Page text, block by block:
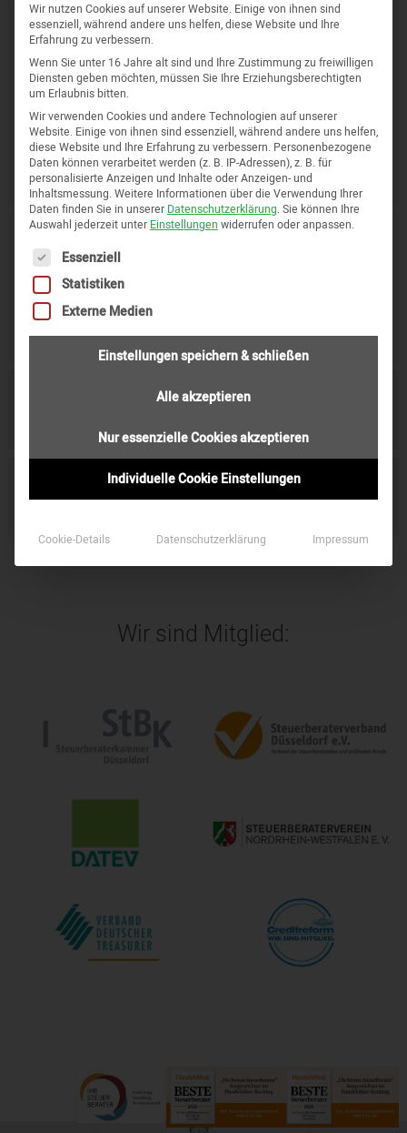
Neueste Beiträge
Überbrückungshilfe III Plus
Neustarthilfe Plus
Rückmeldeverfahren (Soforthilfe)
Staatliche Hilfen für Unternehmen in der Corona-
Krise
Anträge auf Überbrückungshilfe III
Kategorien
Allgemein
Corona News
Standort Mönchengladbach
Standort Kempen
Wir sind Mitglied:
Wir nutzen Cookies auf unserer Website. Einige von ihnen sind
essenziell, während andere uns helfen, diese Website und Ihre
Erfahrung zu verbessern.
Wenn Sie unter 16 Jahre alt sind und Ihre Zustimmung zu freiwilligen
Diensten geben möchten, müssen Sie Ihre Erziehungsberechtigten
um Erlaubnis bitten.
Wir verwenden Cookies und andere Technologien auf unserer
Website. Einige von ihnen sind essenziell, während andere uns helfen,
diese Website und Ihre Erfahrung zu verbessern. Personenbezogene
Daten können verarbeitet werden (z. B. IP-Adressen), z. B. für
personalisierte Anzeigen und Inhalte oder Anzeigen- und
Inhaltsmessung. Weitere Informationen über die Verwendung Ihrer
Daten finden Sie in unserer Datenschutzerklärung. Sie können Ihre
Auswahl jederzeit unter Einstellungen widerrufen oder anpassen.
Es folgt eine Liste der Service-Gruppen, für die eine
Essenziell
Statistiken
Externe Medien
Einstellungen speichern & schließen
Alle akzeptieren
Nur essenzielle Cookies akzeptieren
Individuelle Cookie Einstellungen
Cookie-Details Datenschutzerklärung Impressum